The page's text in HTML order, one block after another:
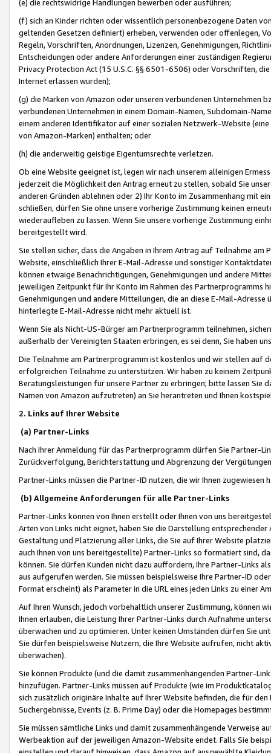
(e) die rechtswidrige Handlungen bewerben oder ausführen;
(f) sich an Kinder richten oder wissentlich personenbezogene Daten
geltenden Gesetzen definiert) erheben, verwenden oder offenlegen,
Regeln, Vorschriften, Anordnungen, Lizenzen, Genehmigungen,
Entscheidungen oder andere Anforderungen einer zuständigen
Privacy Protection Act (15 U.S.C. §§ 6501-6506) oder Vorschriften,
Internet erlassen wurden);
(g) die Marken von Amazon oder unseren verbundenen Unternehmen
verbundenen Unternehmen in einem Domain-Namen, Subdomain-
einem anderen Identifikator auf einer sozialen Netzwerk-Website
von Amazon-Marken) enthalten; oder
(h) die anderweitig geistige Eigentumsrechte verletzen.
Ob eine Website geeignet ist, legen wir nach unserem alleinigen
jederzeit die Möglichkeit den Antrag erneut zu stellen, sobald Sie
anderen Gründen ablehnen oder 2) Ihr Konto im Zusammenhang mit
schließen, dürfen Sie ohne unsere vorherige Zustimmung keinen
wiederaufleben zu lassen. Wenn Sie unsere vorherige Zustimmung
bereitgestellt wird.
Sie stellen sicher, dass die Angaben in Ihrem Antrag auf Teilnahme
Website, einschließlich Ihrer E-Mail-Adresse und sonstiger
können etwaige Benachrichtigungen, Genehmigungen und andere
jeweiligen Zeitpunkt für Ihr Konto im Rahmen des Partnerprogramms
Genehmigungen und andere Mitteilungen, die an diese E-Mail-
hinterlegte E-Mail-Adresse nicht mehr aktuell ist.
Wenn Sie als Nicht-US-Bürger am Partnerprogramm teilnehmen,
außerhalb der Vereinigten Staaten erbringen, es sei denn, Sie haben
Die Teilnahme am Partnerprogramm ist kostenlos und wir stellen auf
erfolgreichen Teilnahme zu unterstützen. Wir haben zu keinem
Beratungsleistungen für unsere Partner zu erbringen; bitte lassen Sie
Namen von Amazon aufzutreten) an Sie herantreten und Ihnen
2. Links auf Ihrer Website
(a) Partner-Links
Nach Ihrer Anmeldung für das Partnerprogramm dürfen Sie Partner-
Zurückverfolgung, Berichterstattung und Abgrenzung der
Partner-Links müssen die Partner-ID nutzen, die wir Ihnen zugewiesen
(b) Allgemeine Anforderungen für alle Partner-Links
Partner-Links können von Ihnen erstellt oder Ihnen von uns
Arten von Links nicht eignet, haben Sie die Darstellung
Gestaltung und Platzierung aller Links, die Sie auf Ihrer Website
auch Ihnen von uns bereitgestellte) Partner-Links so formatiert sind,
können. Sie dürfen Kunden nicht dazu auffordern, Ihre Partner-Links
aus aufgerufen werden. Sie müssen beispielsweise Ihre Partner-ID
Format erscheint) als Parameter in die URL eines jeden Links zu einer
Auf Ihren Wunsch, jedoch vorbehaltlich unserer Zustimmung, können
Ihnen erlauben, die Leistung Ihrer Partner-Links durch Aufnahme
überwachen und zu optimieren. Unter keinen Umständen dürfen Sie
Sie dürfen beispielsweise Nutzern, die Ihre Website aufrufen, nicht
überwachen).
Sie können Produkte (und die damit zusammenhängenden Partner-
hinzufügen. Partner-Links müssen auf Produkte (wie im
sich zusätzlich originäre Inhalte auf Ihrer Website befinden, die für
Suchergebnisse, Events (z. B. Prime Day) oder die Homepages
Sie müssen sämtliche Links und damit zusammenhängende
Werbeaktion auf der jeweiligen Amazon-Website endet. Falls Sie